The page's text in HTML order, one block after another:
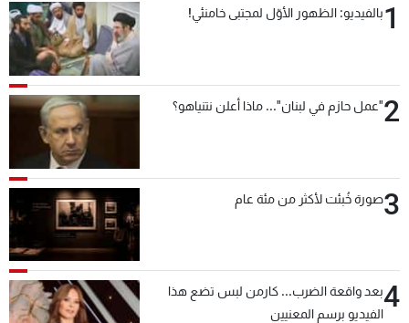
1بالفيديو: الظهور الأوّل لمجتبى خامنئي!
2"عمل حازم في لبنان"... ماذا أعلن نتنياهو؟
3صورة خُبئت لأكثر من مئة عام
4بعد واقعة الضرب... كارمن لبس تضع هذا
الفيديو برسم المعنيين